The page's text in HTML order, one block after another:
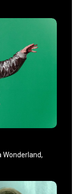
Wonderland,